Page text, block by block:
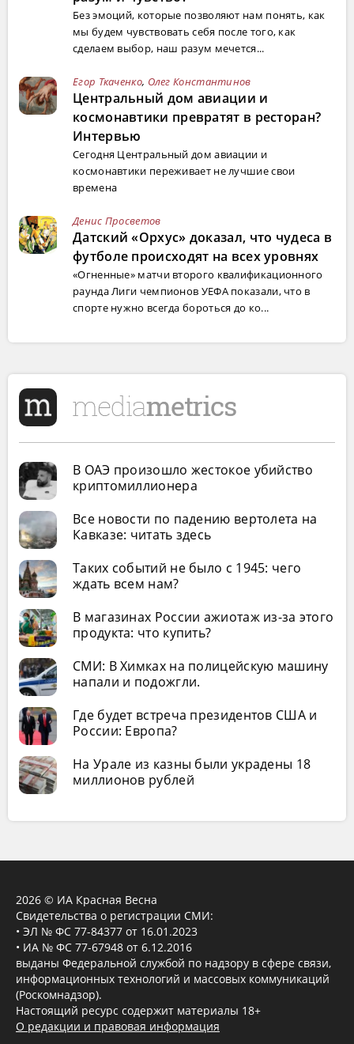
Без эмоций, которые позволяют нам понять, как
мы будем чувствовать себя после того, как
сделаем выбор, наш разум мечется...
Егор Ткаченко, Олег Константинов
Центральный дом авиации и
космонавтики превратят в ресторан?
Интервью
Сегодня Центральный дом авиации и
космонавтики переживает не лучшие свои
времена
Денис Просветов
Датский «Орхус» доказал, что чудеса в
футболе происходят на всех уровнях
«Огненные» матчи второго квалификационного
раунда Лиги чемпионов УЕФА показали, что в
спорте нужно всегда бороться до ко...
В ОАЭ произошло жестокое убийство
криптомиллионера
Все новости по падению вертолета на
Кавказе: читать здесь
Таких событий не было с 1945: чего
ждать всем нам?
В магазинах России ажиотаж из-за этого
продукта: что купить?
СМИ: В Химках на полицейскую машину
напали и подожгли.
Где будет встреча президентов США и
России: Европа?
На Урале из казны были украдены 18
миллионов рублей
2026 © ИА Красная Весна
Свидетельства о регистрации СМИ:
• ЭЛ № ФС 77-84377 от 16.01.2023
• ИА № ФС 77-67948 от 6.12.2016
выданы Федеральной службой по надзору в сфере связи,
информационных технологий и массовых коммуникаций
(Роскомнадзор).
Настоящий ресурс содержит материалы 18+
О редакции и правовая информация